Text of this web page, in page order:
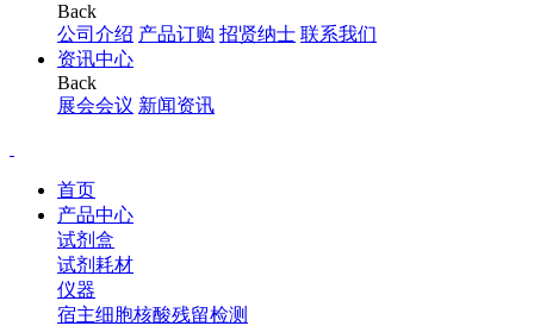
Back
公司介绍 产品订购 招贤纳士 联系我们
资讯中心
Back
展会会议 新闻资讯
首页
产品中心
试剂盒
试剂耗材
仪器
宿主细胞核酸残留检测